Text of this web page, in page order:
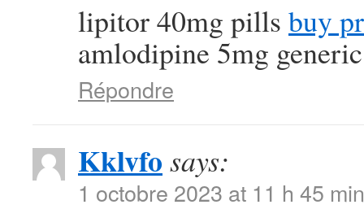
lipitor 40mg pills buy
amlodipine 5mg generic
Répondre
Kklvfo says:
1 octobre 2023 at 11 h 45 min